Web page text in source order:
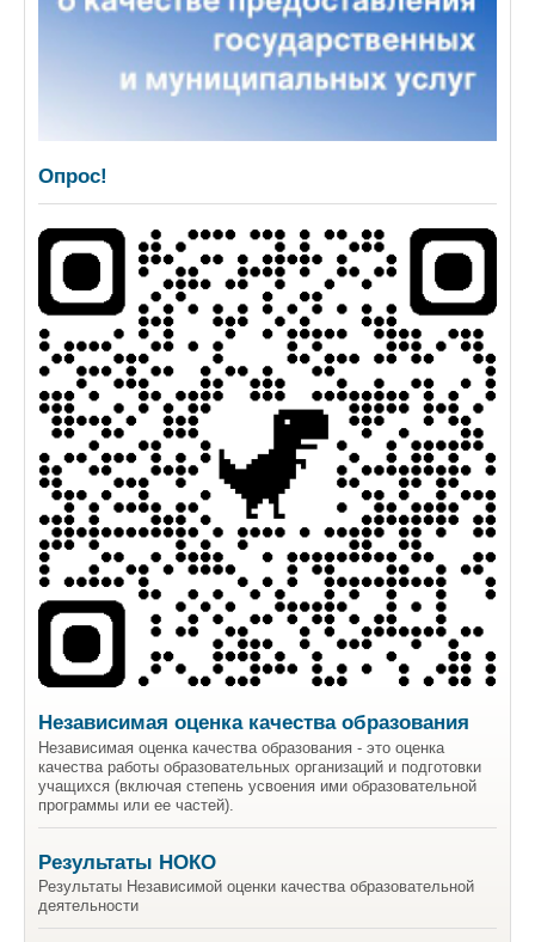
Опрос!
Независимая оценка качества образования
Независимая оценка качества образования - это оценка
качества работы образовательных организаций и подготовки
учащихся (включая степень усвоения ими образовательной
программы или ее частей).
Результаты НОКО
Результаты Независимой оценки качества образовательной
деятельности